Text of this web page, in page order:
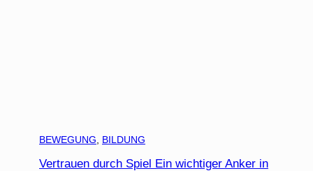
BEWEGUNG BILDUNG
Vertrauen durch Spiel Ein wichtiger Anker in